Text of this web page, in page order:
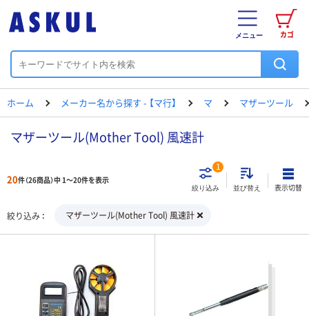
カゴ
メニュー
ホーム メーカー名から探す - 【マ行】 マ マザーツール
マザーツール(Mother Tool) 風速計
20件（26商品）中 1～20件を表示
絞り込み
1
並び替え 表示切替
絞り込み マザーツール(Mother Tool) 風速計